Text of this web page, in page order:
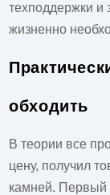
техподдержки и
жизненно
обходить
В теории все
цену, получил
камней. Первый